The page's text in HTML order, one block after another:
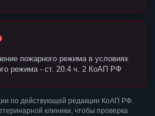
пожарного режима в условиях
режима - ст. 20.4 ч. 2 КоАП РФ
по действующей редакции КоАП РФ.
клиники, чтобы проверка